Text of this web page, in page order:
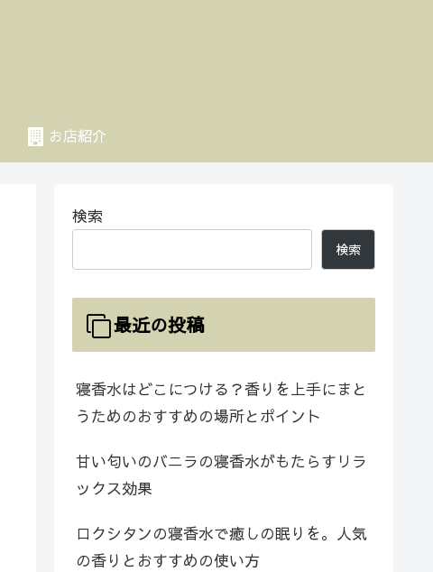
お店紹介
検索
検索
最近の投稿
寝香水はどこにつける？香りを上手にまと
うためのおすすめの場所とポイント
甘い匂いのバニラの寝香水がもたらすリラ
ックス効果
ロクシタンの寝香水で癒しの眠りを。人気
の香りとおすすめの使い方